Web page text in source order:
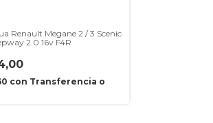
Renault Megane 2 / 3 Scenic
2.0 16v F4R
con Transferencia o